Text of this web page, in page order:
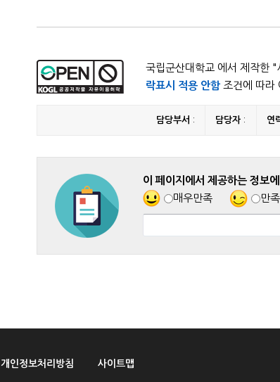
국립군산대학교 에서 제작한 "
락표시 적용 안함조건에 따라
담당부서 : 담당자 : 연
이 페이지에서 제공하는 정보
매우만족
만족
개인정보처리방침 사이트맵